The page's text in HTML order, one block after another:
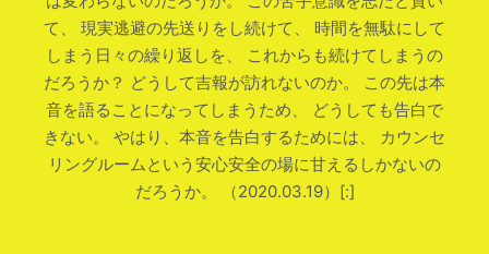
て、 現実逃避の先送りをし続けて、 時間を無駄にして
しまう日々の繰り返しを、 これからも続けてしまうの
だろうか？ どうして吉報が訪れないのか。 この先は本
音を語ることになってしまうため、 どうしても告白で
きない。 やはり、本音を告白するためには、 カウンセ
リングルームという安心安全の場に甘えるしかないの
だろうか。 （2020.03.19）[:]